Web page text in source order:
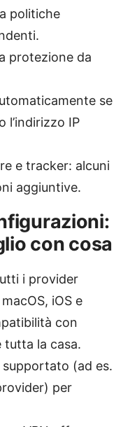
politiche
protezione da
se
l’indirizzo IP
e tracker: alcuni
aggiuntive.
con cosa
i provider
iOS e
con
tutta la casa.
(ad es.
per